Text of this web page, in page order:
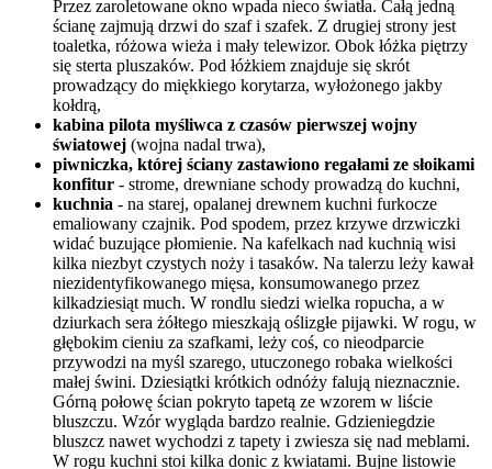
Przez zaroletowane okno wpada nieco światła. Całą jedną
ścianę zajmują drzwi do szaf i szafek. Z drugiej strony jest
toaletka, różowa wieża i mały telewizor. Obok łóżka piętrzy
się sterta pluszaków. Pod łóżkiem znajduje się skrót
prowadzący do miękkiego korytarza, wyłożonego jakby
kołdrą,
kabina pilota myśliwca z czasów pierwszej wojny
światowej (wojna nadal trwa),
piwniczka, której ściany zastawiono regałami ze słoikami
konfitur - strome, drewniane schody prowadzą do kuchni,
kuchnia - na starej, opalanej drewnem kuchni furkocze
emaliowany czajnik. Pod spodem, przez krzywe drzwiczki
widać buzujące płomienie. Na kafelkach nad kuchnią wisi
kilka niezbyt czystych noży i tasaków. Na talerzu leży kawał
niezidentyfikowanego mięsa, konsumowanego przez
kilkadziesiąt much. W rondlu siedzi wielka ropucha, a w
dziurkach sera żółtego mieszkają oślizgłe pijawki. W rogu, w
głębokim cieniu za szafkami, leży coś, co nieodparcie
przywodzi na myśl szarego, utuczonego robaka wielkości
małej świni. Dziesiątki krótkich odnóży falują nieznacznie.
Górną połowę ścian pokryto tapetą ze wzorem w liście
bluszczu. Wzór wygląda bardzo realnie. Gdzieniegdzie
bluszcz nawet wychodzi z tapety i zwiesza się nad meblami.
W rogu kuchni stoi kilka donic z kwiatami. Bujne listowie